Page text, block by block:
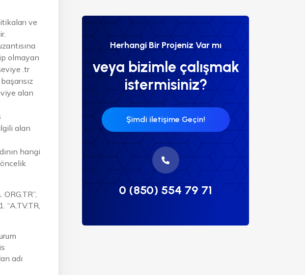
ve
olmayan
.tr
alan
alan
hangi
“A.TV.TR,
adı
Herhangi Bir Projeniz Var mı
veya bizimle çalışmak
istermisiniz?
Şimdi iletişime Geçin!
0 (850) 554 79 71